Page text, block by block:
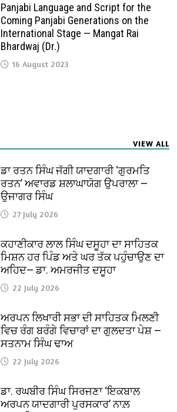
Panjabi Language and Script for the
Coming Panjabi Generations on the
International Stage — Mangat Rai
Bhardwaj (Dr.)
16 August 2023
VIEW ALL
ਡਾ ਰਤਨ ਸਿੰਘ ਜੱਗੀ ਯਾਦਗਾਰੀ ‘ਗੁਰਮਤਿ
ਰਤਨ’ ਅਵਾਰਡ ਸ਼ਲਾਘਾਯੋਗ ਉਪਰਾਲਾ —
ਉਜਾਗਰ ਸਿੰਘ
27 July 2026
ਕਹਾਣੀਕਾਰ ਲਾਲ ਸਿੰਘ ਦਸੂਹਾ ਦਾ ਸਾਹਿਤਕ
ਮਿਸ਼ਨ ਹਰ ਪਿੰਡ ਅਤੇ ਘਰ ਤੱਕ ਪਹੁੰਚਾਉਣ ਦਾ
ਅਹਿਦ— ਡਾ. ਅਮਰਜੀਤ ਦਸੂਹਾ
22 July 2026
ਅਰਪਨ ਲਿਖਾਰੀ ਸਭਾ ਦੀ ਸਾਹਿਤਕ ਮਿਲਣੀ
ਵਿਚ ਰੰਗ ਬਰੰਗੇ ਵਿਚਾਰਾਂ ਦਾ ਗੁਲਦਤਾ ਪੇਸ਼ —
ਸਤਨਾਮ ਸਿੰਘ ਢਾਅ
22 July 2026
ਡਾ. ਰਘਬੀਰ ਸਿੰਘ ਸਿਰਜਣਾ ‘ਇਕਬਾਲ
ਅਰਪਨ ਯਾਦਗਾਰੀ ਪੁਰਸਕਾਰ’ ਨਾਲ਼